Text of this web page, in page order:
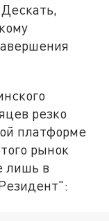
резко
платформе
рынок
лишь в